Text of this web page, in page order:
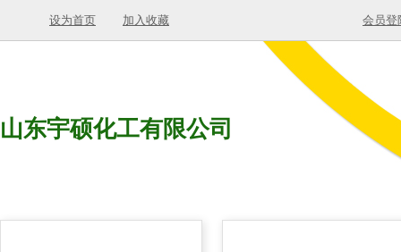
设为首页 加入收藏 会员登
山东宇硕化工有限公司